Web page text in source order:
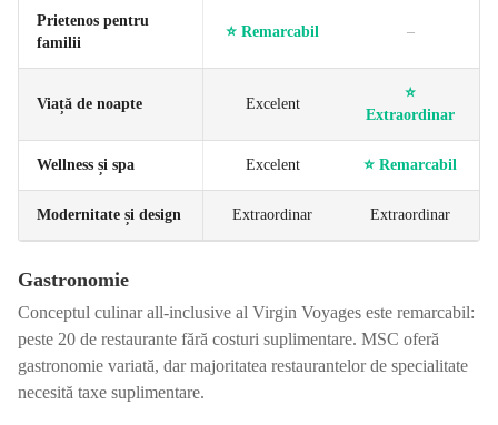
Prietenos pentru
familii
⭐ Remarcabil –
Viață de noapte Excelent
⭐
Extraordinar
Wellness și spa Excelent ⭐ Remarcabil
Modernitate și design Extraordinar Extraordinar
Gastronomie
Conceptul culinar all-inclusive al Virgin Voyages este remarcabil:
peste 20 de restaurante fără costuri suplimentare. MSC oferă
gastronomie variată, dar majoritatea restaurantelor de specialitate
necesită taxe suplimentare.